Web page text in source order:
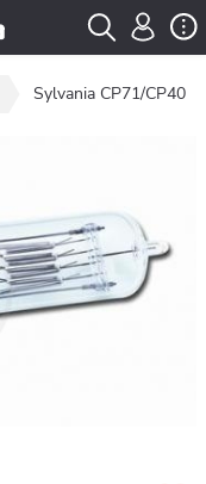
Sylvania CP71/CP40